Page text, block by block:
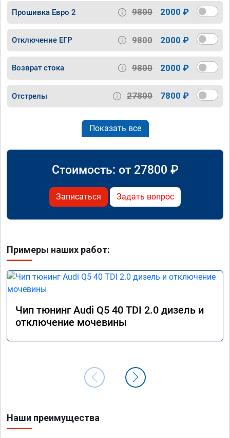
Прошивка Евро 2 9800 2000 ₽
Отключение ЕГР 9800 2000 ₽
Возврат стока 9800 2000 ₽
Отстрелы 27800 7800 ₽
Показать все
Стоимость: от 27800 ₽
Записаться Задать вопрос
Примеры наших работ:
Чип тюнинг Audi Q5 40 TDI 2.0 дизель и
отключение мочевины
Наши преимущества